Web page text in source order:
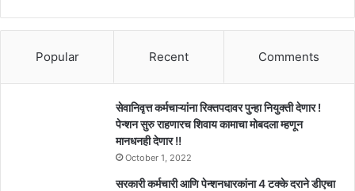
Popular Recent Comments
सेवानिवृत्त कर्मचाऱ्यांना रिक्तपदावर पुन्हा नियुक्ती देणार !
पेन्शन सुरु राहणारच शिवाय कामाचा मोबदला म्हणून
मानधनही देणार !!
October 1, 2022
सरकारी कर्मचारी आणि पेन्शनधारकांना 4 टक्के दराने डीएचा